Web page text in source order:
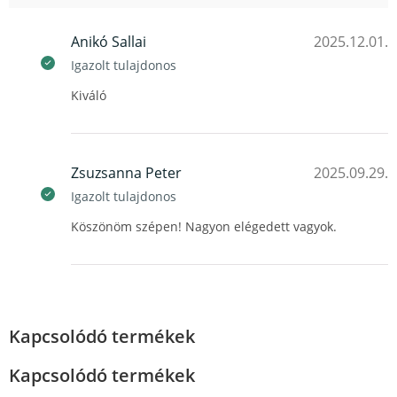
Anikó Sallai
Igazolt tulajdonos
2025.12.01.
Kiváló
Zsuzsanna Peter
Igazolt tulajdonos
2025.09.29.
Köszönöm szépen! Nagyon elégedett vagyok.
Kapcsolódó termékek
Kapcsolódó termékek